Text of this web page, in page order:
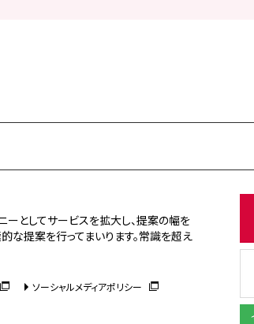
ーとしてサービスを拡大し、提案の幅を
な提案を行ってまいります。常識を超え
ソーシャルメディアポリシー